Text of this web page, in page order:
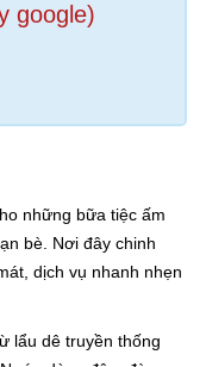
google)
những bữa tiệc ấm
bè. Nơi đây chinh
dịch vụ nhanh nhẹn
lẩu dê truyền thống